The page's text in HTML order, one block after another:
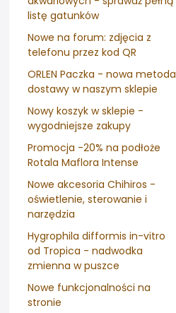
listę gatunków
Nowe na forum: zdjęcia z
telefonu przez kod QR
ORLEN Paczka - nowa metoda
dostawy w naszym sklepie
Nowy koszyk w sklepie -
wygodniejsze zakupy
Promocja -20% na podłoże
Rotala Maflora Intense
Nowe akcesoria Chihiros -
oświetlenie, sterowanie i
narzędzia
Hygrophila difformis in-vitro
od Tropica - nadwodka
zmienna w puszce
Nowe funkcjonalności na
stronie